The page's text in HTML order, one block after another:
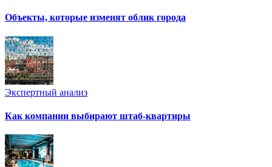
Объекты, которые изменят облик города
Экспертный анализ
Как компании выбирают штаб-квартиры